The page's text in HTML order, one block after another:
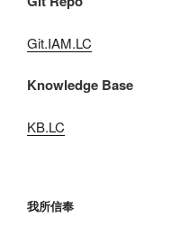
Git.IAM.LC
Knowledge Base
KB.LC
我所信奉